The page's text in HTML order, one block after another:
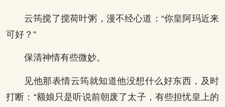
云筠搅了搅荷叶粥，漫不经心道：“你皇阿玛近来
可好？”
保清神情有些微妙。
见他那表情云筠就知道他没想什么好东西，及时
打断：“额娘只是听说前朝废了太子，有些担忧皇上的